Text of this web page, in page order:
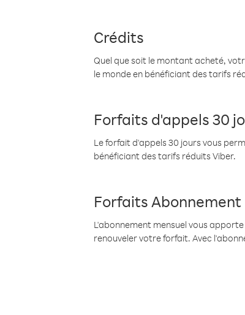
Crédits
Quel que soit le montant acheté,
le monde en bénéficiant des tarifs
Forfaits d'appels 30
Le forfait d'appels 30 jours vous
bénéficiant des tarifs réduits Viber.
Forfaits Abonnement
L'abonnement mensuel vous
renouveler votre forfait. Avec